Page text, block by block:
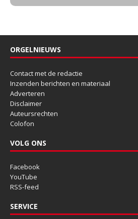
ORGELNIEUWS
Contact met de redactie
Inzenden berichten en materiaal
Adverteren
Disclaimer
Auteursrechten
Colofon
VOLG ONS
Facebook
YouTube
RSS-feed
SERVICE